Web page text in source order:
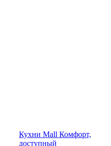
Кухни Mall Комфорт,
доступный